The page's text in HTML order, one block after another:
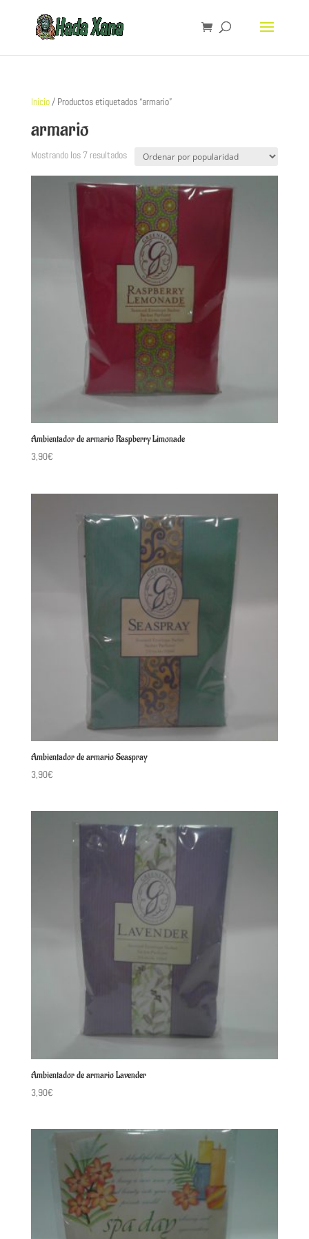
Inicio/ Productos etiquetados “armario”
armario
Mostrando los 7 resultados
Ambientador de armario Raspberry Limonade
3,90€
Ambientador de armario Seaspray
3,90€
Ambientador de armario Lavender
3,90€